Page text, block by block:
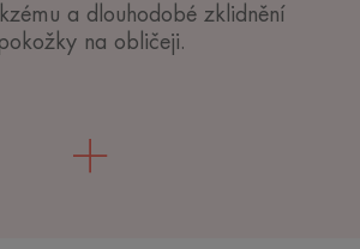
a dlouhodobé zklidnění
pokožky na obličeji.